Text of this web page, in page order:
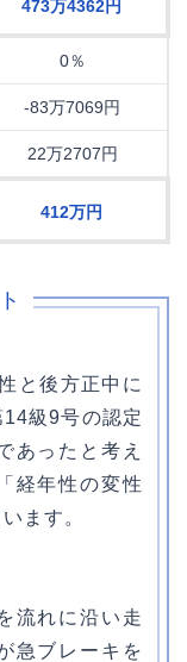
473万4362円
0％
-83万7069円
22万2707円
412万円
と後方正中に
級9号の認定
あったと考え
経年性の変性
ます。
流れに沿い走
急ブレーキを